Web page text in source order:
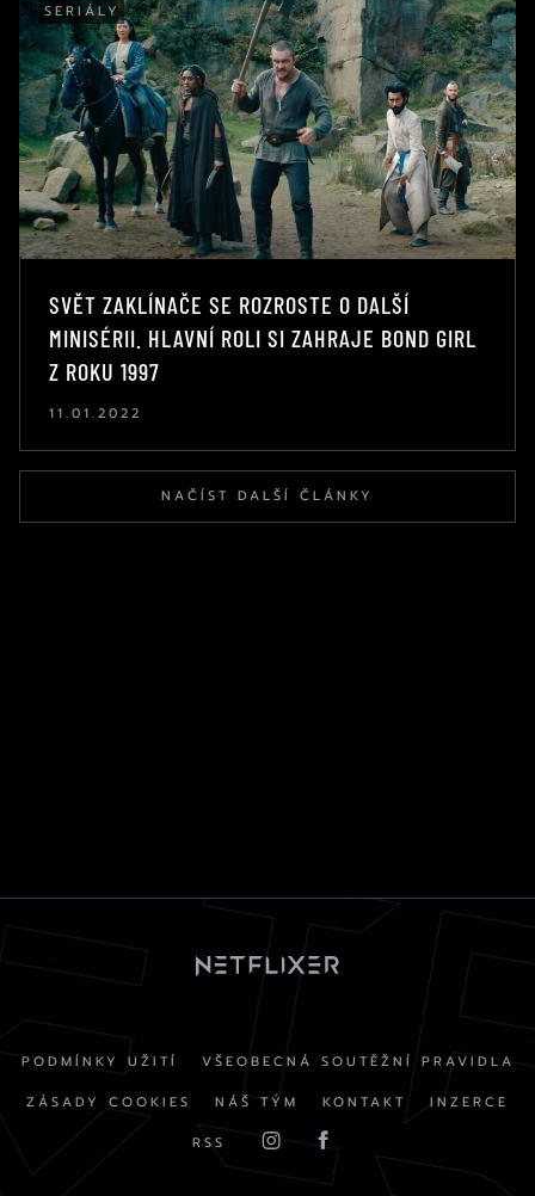
SERIÁLY
SVĚT ZAKLÍNAČE SE ROZROSTE O DALŠÍ
MINISÉRII. HLAVNÍ ROLI SI ZAHRAJE BOND GIRL
Z ROKU 1997
11.01.2022
NAČÍST DALŠÍ ČLÁNKY
PODMÍNKY UŽITÍ
VŠEOBECNÁ SOUTĚŽNÍ PRAVIDLA
ZÁSADY COOKIES
NÁŠ TÝM KONTAKT
INZERCE
RSS